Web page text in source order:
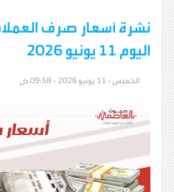
نشرة أسعار صرف
اليوم 11 يونيو 2026
الخميس - 11 يونيو 2026 - 09:58 ص